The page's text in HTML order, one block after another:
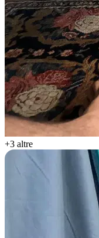
+3 altre